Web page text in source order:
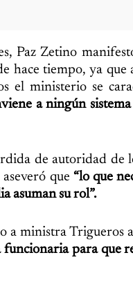
Paz Zetino
hace tiempo, ya que
el ministerio se
a ningún
de autoridad de
que “lo que
asuman su rol”.
a ministra Trigueros
para que